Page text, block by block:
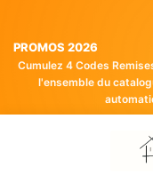
PROMOS 2026
Cumulez 4 Codes
l'ensemble du